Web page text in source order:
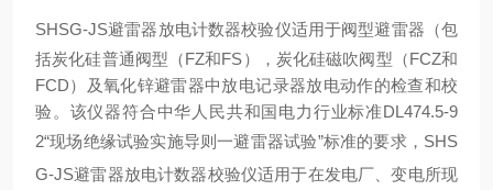
SHSG-JS避雷器放电计数器校验仪适用于阀型避雷器（包
括炭化硅普通阀型（FZ和FS），炭化硅磁吹阀型（FCZ和
FCD）及氧化锌避雷器中放电记录器放电动作的检查和校
验。该仪器符合中华人民共和国电力行业标准DL474.5-9
2“现场绝缘试验实施导则一避雷器试验”标准的要求， SHS
G-JS避雷器放电计数器校验仪适用于在发电厂、变电所现